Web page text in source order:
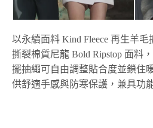
以永續面料 Kind Fleece 再生羊
撕裂棉質尼龍 Bold Ripstop 面料
擺抽繩可自由調整貼合度並鎖住
供舒適手感與防寒保護，兼具功